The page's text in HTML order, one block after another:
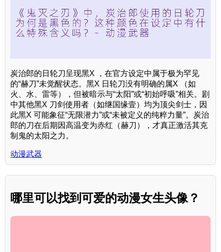
炭治郎的日轮刀呈现黑X ，在官方设定中属于极为罕见
的“赫刀”未觉醒状态。黑X 日轮刀没有明确的属X （如
火、水、雷等），但被暗示与“太阳”或“初始呼吸”相关。剧
中其他黑X 刀剑使用者（如继国缘壹）均为顶尖剑士，因
此黑X 可能象征“无限潜力”或“未被定义的纯粹力量”。炭治
郎的刀在后期因高温变为赤红（赫刀），才真正激活其克
制鬼的太阳之力。
动漫武器
哪里可以找到可爱的动漫女生头像？